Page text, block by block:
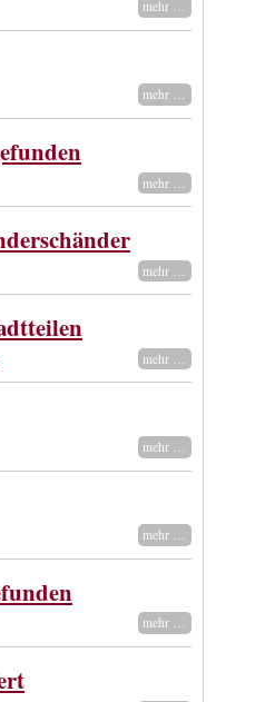
mehr …
mehr …
mehr …
mehr …
mehr …
mehr …
mehr …
mehr …